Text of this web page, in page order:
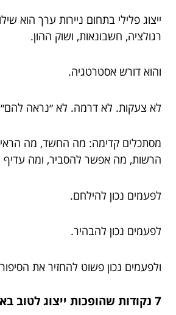
ייצוג פלילי בתחום ניירות ערך הוא
רגולציה, חשבונאות, ושוק ההון.
והוא דורש אסטרטגיה.
לא צעקות. לא דרמה. לא ״נראה
מסתכלים קדימה: מה החשד, מה
הרשות, מה אפשר להסביר, ומה
לפעמים נכון להילחם.
לפעמים נכון להבהיר.
ולפעמים נכון פשוט להחזיר את
7 נקודות שהופכות ייצוג לטוב באמת